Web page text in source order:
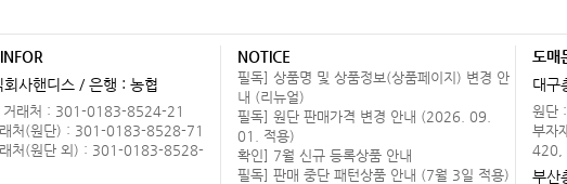
회사핸디스 / 은행 : 농협
거래처 : 301-0183-8524-21
래처(원단) : 301-0183-8528-71
래처(원단 외) : 301-0183-8528-
NOTICE
필독] 상품명 및 상품정보(상품페이지) 변경 안
내 (리뉴얼)
필독] 원단 판매가격 변경 안내 (2026. 09.
01. 적용)
확인] 7월 신규 등록상품 안내
필독] 판매 중단 패턴상품 안내 (7월 3일 적용)
도
대구
원단
부자
420,
부산